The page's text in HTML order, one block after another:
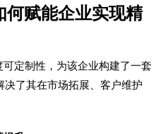
赋能企业实现精
定制性，为该企业构建了一套
了其在市场拓展、客户维护